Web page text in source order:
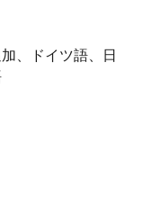
、ドイツ語、日